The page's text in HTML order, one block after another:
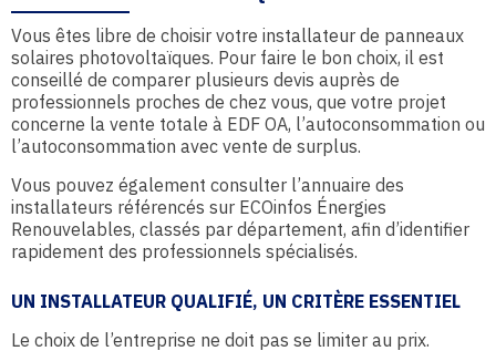
Vous êtes libre de choisir votre installateur de panneaux
solaires photovoltaïques. Pour faire le bon choix, il est
conseillé de comparer plusieurs devis auprès de
professionnels proches de chez vous, que votre projet
concerne la vente totale à EDF OA, l’autoconsommation ou
l’autoconsommation avec vente de surplus.
Vous pouvez également consulter l’annuaire des
installateurs référencés sur ECOinfos Énergies
Renouvelables, classés par département, afin d’identifier
rapidement des professionnels spécialisés.
UN INSTALLATEUR QUALIFIÉ, UN CRITÈRE ESSENTIEL
Le choix de l’entreprise ne doit pas se limiter au prix.